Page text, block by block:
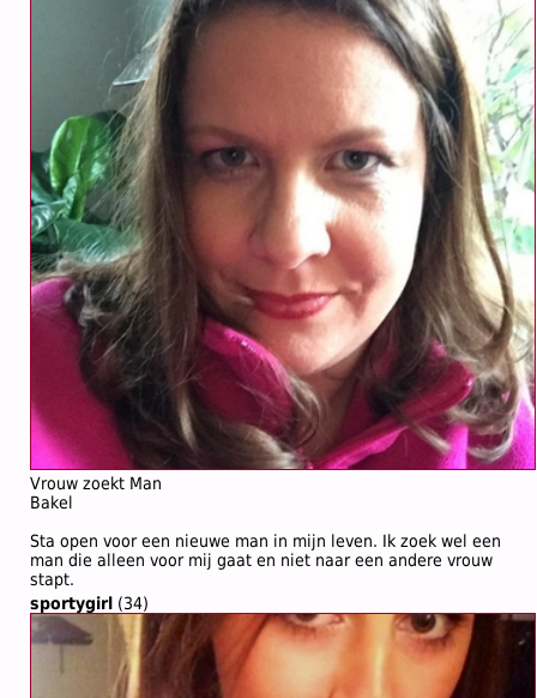
Vrouw zoekt Man
Bakel
Sta open voor een nieuwe man in mijn leven. Ik zoek wel een
man die alleen voor mij gaat en niet naar een andere vrouw
stapt.
sportygirl (34)